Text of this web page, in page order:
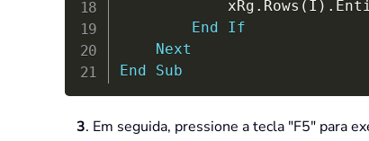
            xRg
. Rows ( I ) .
End
If
Next
End
Sub
3. Em seguida, pressione a tecla "F5" para